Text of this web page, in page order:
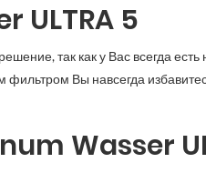
ULTRA 5
так как у Вас всегда
Вы навсегда
Wasser